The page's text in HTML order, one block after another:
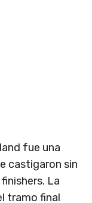
fue una
castigaron sin
La
tramo final